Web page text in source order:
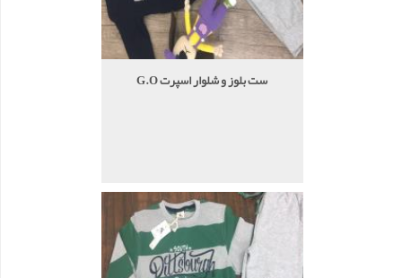
ست بلوز و شلوار اسپرت G.O